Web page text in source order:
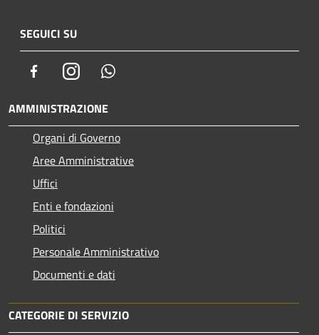
SEGUICI SU
FacebookInstagram
AMMINISTRAZIONE
Organi di Governo
Aree Amministrative
Uffici
Enti e fondazioni
Politici
Personale Amministrativo
Documenti e dati
CATEGORIE DI SERVIZIO